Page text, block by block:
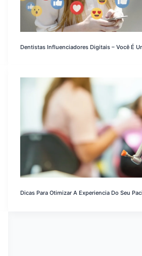
Dentistas Influenciadores Digitais – Você É
Dicas Para Otimizar A Experiencia Do Seu